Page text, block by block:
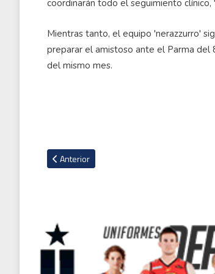
coordinarán todo el seguimiento
Mientras tanto, el equipo 'nerazzurro'
preparar el amistoso ante el Parma
del mismo mes.
Artículo anterior: La Premier League
Anterior